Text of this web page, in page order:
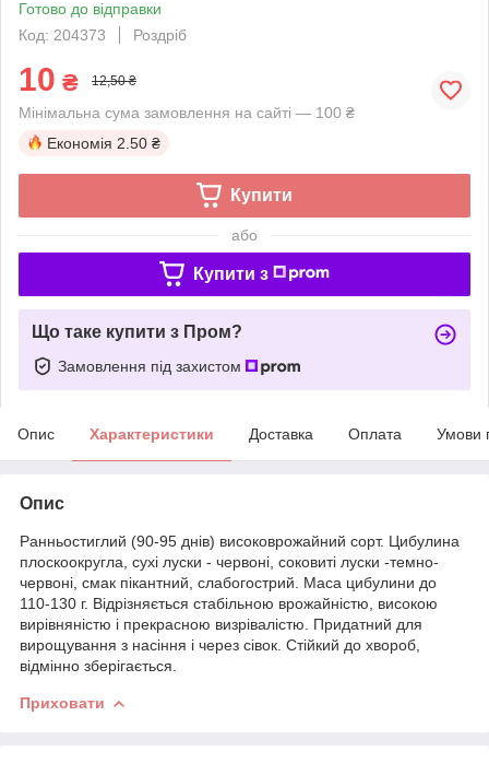
Готово до відправки
Код: 204373
Роздріб
10 ₴ 12,50 ₴
Мінімальна сума замовлення на сайті — 100 ₴
Економія 2.50 ₴
Купити
або
Купити з
Що таке купити з Пром?
Замовлення під захистом
Опис Характеристики Доставка Оплата Умови
Опис
Ранньостиглий (90-95 днів) високоврожайний сорт. Цибулина
плоскоокругла, сухі луски - червоні, соковиті луски -темно-
червоні, смак пікантний, слабогострий. Маса цибулини до
110-130 г. Відрізняється стабільною врожайністю, високою
вирівняністю і прекрасною визрівалістю. Придатний для
вирощування з насіння і через сівок. Стійкий до хвороб,
відмінно зберігається.
Приховати